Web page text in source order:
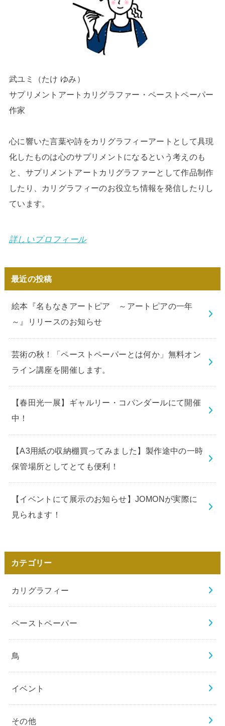
武ユミ（たけ ゆみ）
サプリメントアートカリグラファー・ペーストペーパー
作家
心に響いた言葉や詩をカリグラフィーアートとして具現
化したものは心のサプリメントになるという考えのも
と、サプリメントアートカリグラファーとして作品制作
したり、カリグラフィーのお役立ち情報を発信したりし
ています。
詳しいプロフィール
最近の投稿
絵本『名もなきアートピア ～アートピアの一年
～』リリースのお知らせ
芸術の秋！「ペーストペーパーとは何か」無料オン
ライン講座を開催します。
【春田光一展】ギャルリー・コパンダールにて開催
中！
【A3用紙の収納棚買ってみました】製作途中の一時
保管場所としてとても便利！
【イベントにて展示のお知らせ】JOMONが実際に
見られます！
カテゴリー
カリグラフィー
ペーストペーパー
鳥
イベント
その他